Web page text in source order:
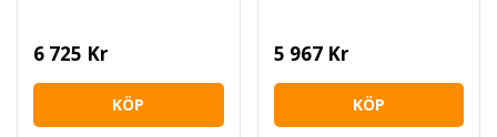
6 725 Kr
KÖP
5 967 Kr
KÖP